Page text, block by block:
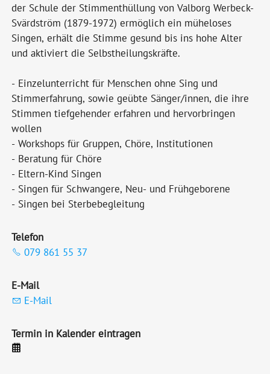
der Schule der Stimmenthüllung von Valborg Werbeck-
Svärdström (1879-1972) ermöglich ein müheloses
Singen, erhält die Stimme gesund bis ins hohe Alter
und aktiviert die Selbstheilungskräfte.
- Einzelunterricht für Menschen ohne Sing und
Stimmerfahrung, sowie geübte Sänger/innen, die ihre
Stimmen tiefgehender erfahren und hervorbringen
wollen
- Workshops für Gruppen, Chöre, Institutionen
- Beratung für Chöre
- Eltern-Kind Singen
- Singen für Schwangere, Neu- und Frühgeborene
- Singen bei Sterbebegleitung
Telefon
079 861 55 37
E-Mail
E-Mail
Termin in Kalender eintragen